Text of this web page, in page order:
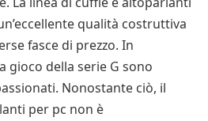
qualità costruttiva
fasce di prezzo. In
gioco della serie G sono
Nonostante ciò, il
per pc non è